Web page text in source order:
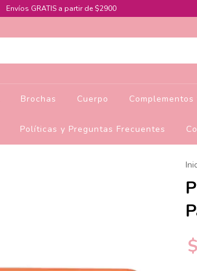
Envíos GRATIS a partir de $2900
Brochas Cuerpo
Políticas y Preguntas Frecuentes